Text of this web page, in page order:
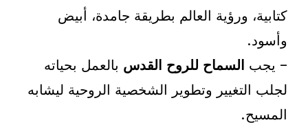
كتابية، ورؤية العالم بطريقة جامدة، أبيض
وأسود.
– يجب السماح للروح القدس بالعمل بحياته
لجلب التغيير وتطوير الشخصية الروحية ليشابه
المسيح.